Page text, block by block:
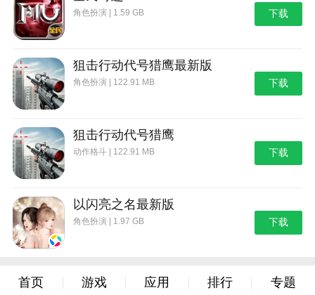
角色扮演 | 1.59 GB 下载
狙击行动代号猎鹰最新版
角色扮演 | 122.91 MB 下载
狙击行动代号猎鹰
动作格斗 | 122.91 MB 下载
以闪亮之名最新版
角色扮演 | 1.97 GB 下载
首页 游戏 应用 排行 专题